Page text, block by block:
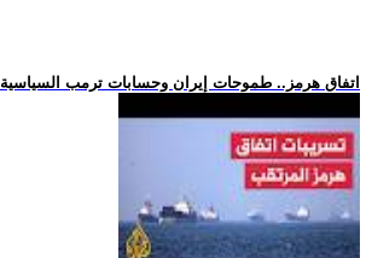
.. اتفاق هرمز.. طموحات إيران وحسابات ترمب السياسية